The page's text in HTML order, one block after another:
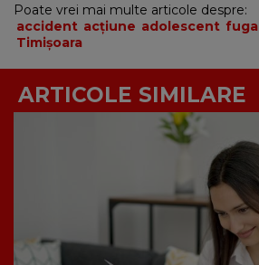
Poate vrei mai multe articole despre:
accident acțiune adolescent fuga
Timișoara
ARTICOLE SIMILARE